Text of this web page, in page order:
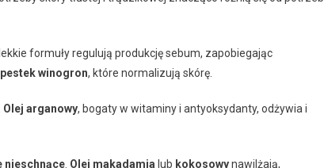
lekkie formuły regulują produkcję sebum, zapobiegając
winogron, które normalizują skórę.
Olej arganowy, bogaty w witaminy i antyoksydanty, odżywia i
nieschnące Olej makadamia lub kokosowynawilżają,